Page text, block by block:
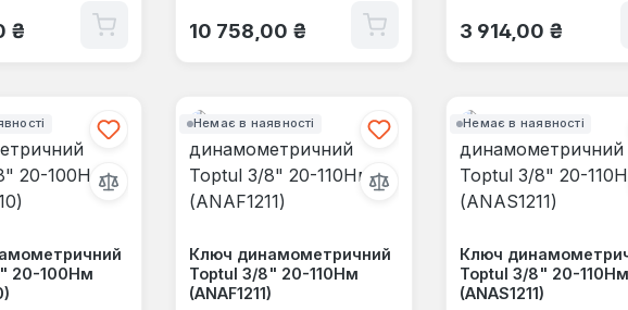
₴ Звичайна ціна:
10 758,00 ₴ Звичайна ціна:
3 914,00 ₴
20-100Нм
Немає в наявності
Ключ динамометричний
Toptul 3/8" 20-110Нм
(ANAF1211)
Немає в наявності
Ключ
Toptul 3/8" 20-110Нм
(ANAS1211)